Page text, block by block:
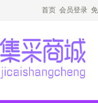
首页 会员登录